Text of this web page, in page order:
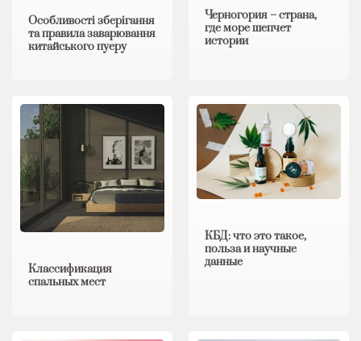
Особливості зберігання
та правила заварювання
китайського пуеру
Черногория – страна,
где море шепчет
истории
Классификация
спальных мест
КБД: что это такое,
польза и научные
данные